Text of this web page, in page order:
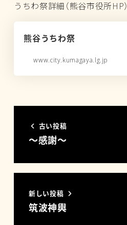
うちわ祭詳細（熊谷市役所HP）
熊谷うちわ祭
www.city.kumagaya.lg.jp
古い投稿
～感謝～
新しい投稿
筑波神輿